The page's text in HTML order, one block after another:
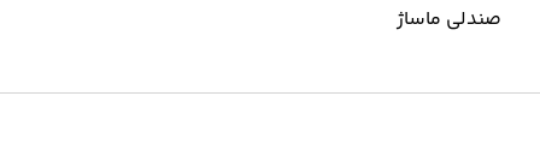
صندلی ماساژ